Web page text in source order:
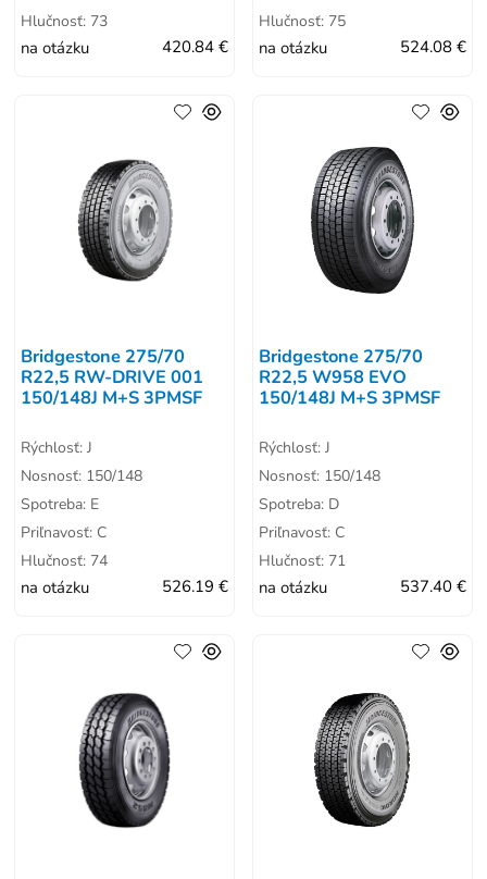
Hlučnosť: 73
na otázku 420.84 €
Hlučnosť: 75
na otázku 524.08 €
Bridgestone 275/70
R22,5 RW-DRIVE 001
150/148J M+S 3PMSF
Rýchlosť: J
Nosnosť: 150/148
Spotreba: E
Priľnavosť: C
Hlučnosť: 74
na otázku 526.19 €
Bridgestone 275/70
R22,5 W958 EVO
150/148J M+S 3PMSF
Rýchlosť: J
Nosnosť: 150/148
Spotreba: D
Priľnavosť: C
Hlučnosť: 71
na otázku 537.40 €